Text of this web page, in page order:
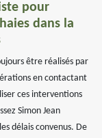
pour
dans la
être réalisés par
en contactant
ces interventions
Simon Jean
délais convenus. De